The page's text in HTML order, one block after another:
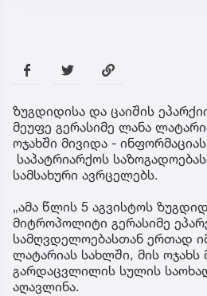
ზუგდიდისა და ცაიშის
მეუფე გერასიმე ლანა
ოჯახში მივიდა - ინფორმაციას
საპატრიარქოს
სამსახური ავრცელებს.
„ამა წლის 5 აგვისტოს
მიტროპოლიტი გერასიმე
სამღვდელოებასთან ერთად
ლატარიას სახლში, მის ოჯახს
გარდაცვლილის სულის
აღავლინა.